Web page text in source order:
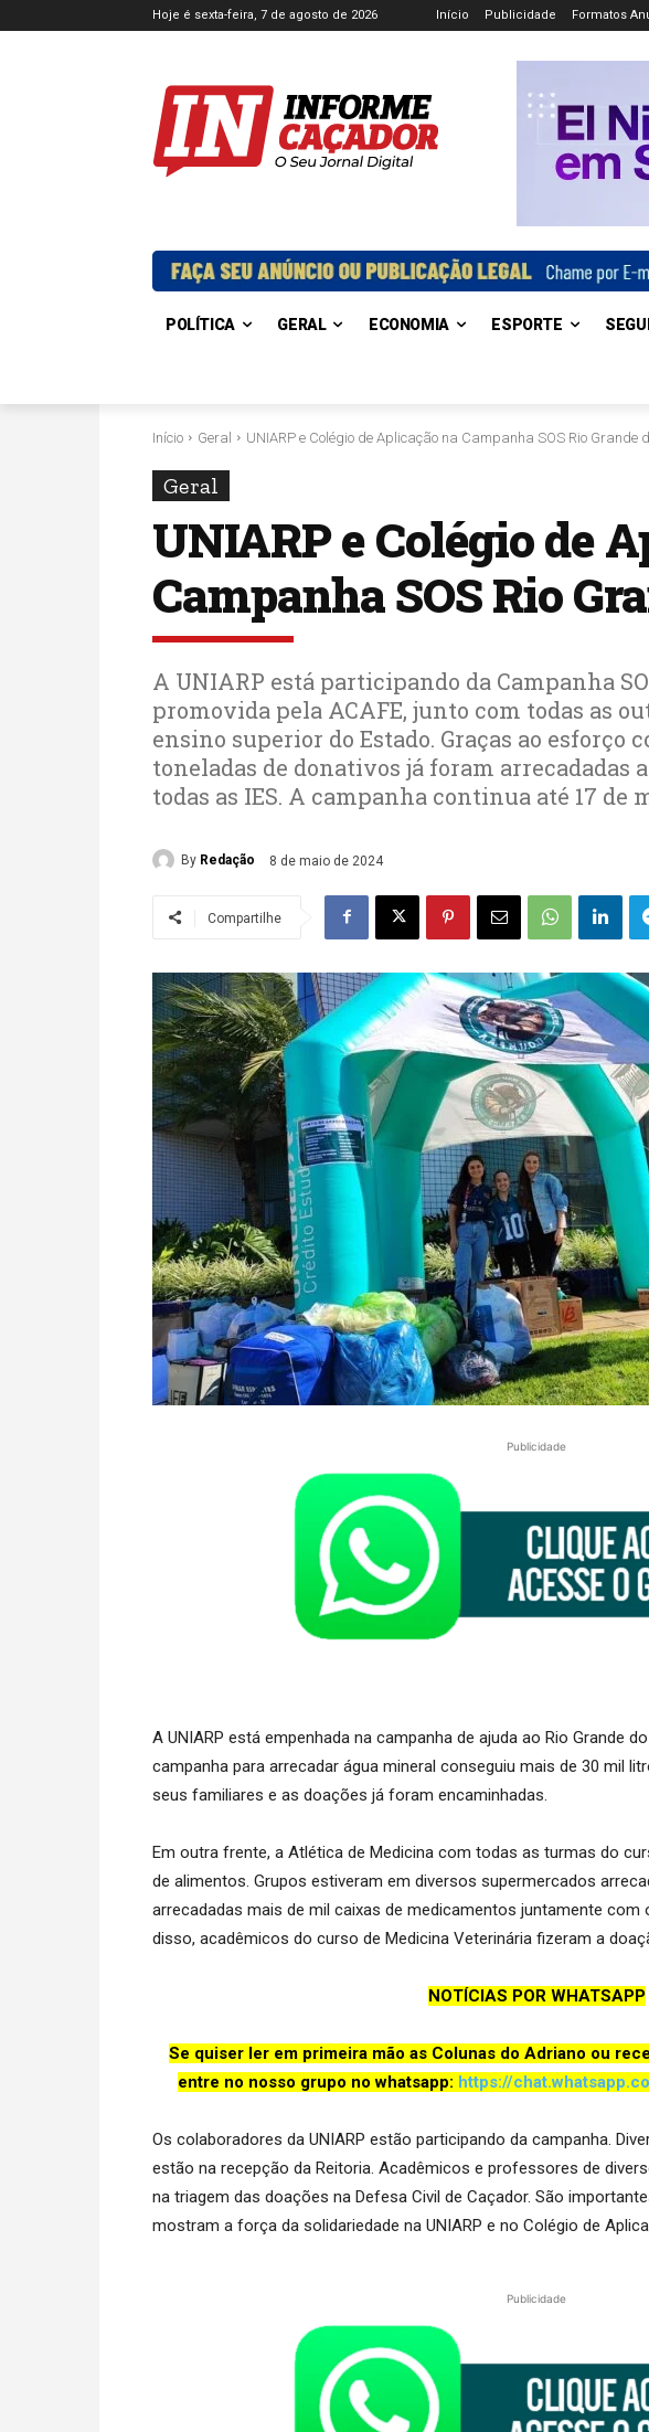
Hoje é sexta-feira, 7 de agosto de 2026 Início Publicidade Formatos
POLÍTICA GERAL ECONOMIA ESPORTE
Início Geral UNIARP e Colégio de Aplicação na Campanha SOS Rio Grande
Geral
UNIARP e Colégio de
Campanha SOS Rio
A UNIARP está participando da Campanha
promovida pela ACAFE, junto com todas as
ensino superior do Estado. Graças ao esforço
toneladas de donativos já foram arrecadadas
todas as IES. A campanha continua até 17 de
By Redação 8 de maio de 2024
Compartilhe
Publicidade
A UNIARP está empenhada na campanha de ajuda ao Rio Grande
campanha para arrecadar água mineral conseguiu mais de 30 mil
seus familiares e as doações já foram encaminhadas.
Em outra frente, a Atlética de Medicina com todas as turmas do
de alimentos. Grupos estiveram em diversos supermercados
arrecadadas mais de mil caixas de medicamentos juntamente
disso, acadêmicos do curso de Medicina Veterinária fizeram a
NOTÍCIAS POR WHATSAPP
Se quiser ler em primeira mão as Colunas do Adriano ou
entre no nosso grupo no whatsapp: https://
Os colaboradores da UNIARP estão participando da campanha.
estão na recepção da Reitoria. Acadêmicos e professores de
na triagem das doações na Defesa Civil de Caçador. São
mostram a força da solidariedade na UNIARP e no Colégio de
Publicidade